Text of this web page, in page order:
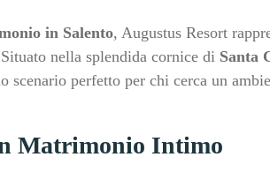
in Salento, Augustus Resort
nella splendida cornice di Santa
perfetto per chi cerca un
Matrimonio Intimo